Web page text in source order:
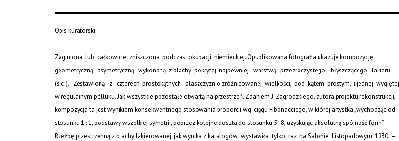
Opis kuratorski:
Zaginiona lub całkowicie zniszczona podczas okupacji niemieckiej. Opublikowana fotografia ukazuje kompozycję
geometryczną, asymetryczną, wykonaną z blachy pokrytej najpewniej warstwą przezroczystego, błyszczącego lakieru
(sic!). Zestawioną z czterech prostokątnych płaszczyzn o zróżnicowanej wielkości, pod kątem prostym, i jednej wygiętej
w regularnym półłuku. Jak wszystkie pozostałe otwartą na przestrzeń. Zdaniem J. Zagrodzkiego, autora projektu rekonstrukcji,
kompozycja ta jest wynikiem konsekwentnego stosowania proporcji wg. ciągu Fibonacciego, w której artystka „wychodząc od
stosunku 1 : 1, podstawy wszelkiej symetrii, poprzez kolejne doszła do stosunku 5 : 8, uzyskując absolutną spójność form”.
Rzeźbę przestrzenną z blachy lakierowanej, jak wynika z katalogów, wystawiła tylko raz na Salonie Listopadowym, 1930 –